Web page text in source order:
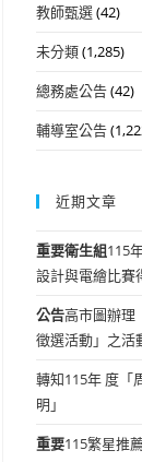
教師甄選(42)
未分類(1,285)
總務處公告(42)
輔導室公告
近期文章
重要衛生組115
設計與電繪比賽
公告高市圖辦理
徵選活動」之活
轉知115年 度「
明」
重要115繁星推